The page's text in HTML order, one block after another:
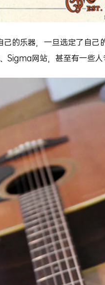
乐器，一旦选定了自己
Sigma网站，甚至有一些人